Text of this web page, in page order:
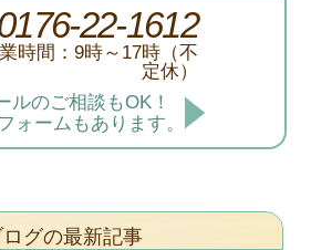
22-1612
時間：9時～17時（不
定休）
ルのご相談もOK！
ォームもあります。
ログの最新記事